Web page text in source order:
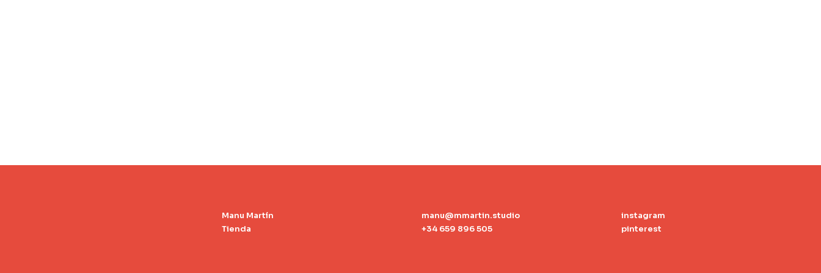
Manu Martín
Tienda
manu@mmartin.studio
+34 659 896 505
instagram
pinterest